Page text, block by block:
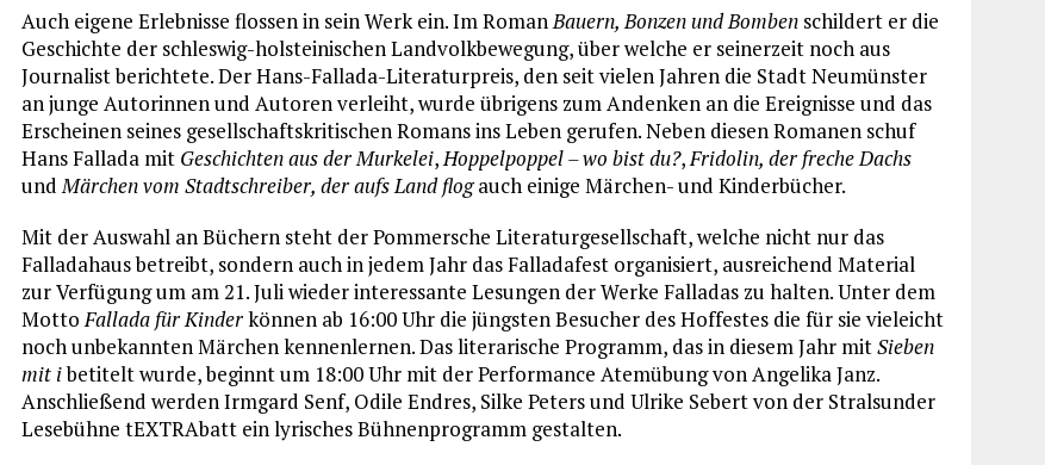
Auch eigene Erlebnisse flossen in sein Werk ein. Im RomanBauern, Bonzen und Bomben schildert er die
Geschichte der schleswig-holsteinischen Landvolkbewegung, über welche er seinerzeit noch aus
Journalist berichtete. Der Hans-Fallada-Literaturpreis, den seit vielen Jahren die Stadt Neumünster
an junge Autorinnen und Autoren verleiht, wurde übrigens zum Andenken an die Ereignisse und das
Erscheinen seines gesellschaftskritischen Romans ins Leben gerufen. Neben diesen Romanen schuf
Hans Fallada mit Geschichten aus der Murkelei,Hoppelpoppel – wo bist du?,Fridolin, der freche Dachs
undMärchen vom Stadtschreiber, der aufs Land flogauch einige Märchen- und Kinderbücher.
Mit der Auswahl an Büchern steht der Pommersche Literaturgesellschaft, welche nicht nur das
Falladahaus betreibt, sondern auch in jedem Jahr das Falladafest organisiert, ausreichend Material
zur Verfügung um am 21. Juli wieder interessante Lesungen der Werke Falladas zu halten. Unter dem
MottoFallada für Kinderkönnen ab 16:00 Uhr die jüngsten Besucher des Hoffestes die für sie vieleicht
noch unbekannten Märchen kennenlernen. Das literarische Programm, das in diesem Jahr mitSieben
mit ibetitelt wurde, beginnt um 18:00 Uhr mit der Performance Atemübung von Angelika Janz.
Anschließend werden Irmgard Senf, Odile Endres, Silke Peters und Ulrike Sebert von der Stralsunder
Lesebühne tEXTRAbatt ein lyrisches Bühnenprogramm gestalten.